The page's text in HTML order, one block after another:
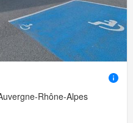
Rhône-Alpes